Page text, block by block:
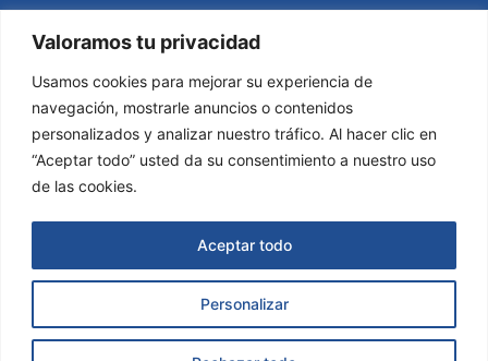
Valoramos tu privacidad
Usamos cookies para mejorar su experiencia de
navegación, mostrarle anuncios o contenidos
personalizados y analizar nuestro tráfico. Al hacer clic en
“Aceptar todo” usted da su consentimiento a nuestro uso
de las cookies.
Personalizar
Aceptar todo
e
b
o
o
k
k
i
n
-
i
n
Asesoría Valladares & García © 2025
los derechos reservados.Página Web creada por
Solicitar Información